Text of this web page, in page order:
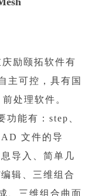
庆励颐拓软件有
主可控，具有国
前处理软件。
功能有： step
文件的导
导入、简单几
辑、三维组合
、三维组合曲面